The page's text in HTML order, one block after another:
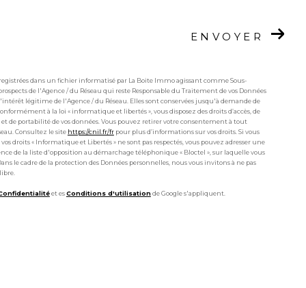
ENVOYER
dans un fichier informatisé par La Boite Immo agissant comme Sous-
de l'Agence / du Réseau qui reste Responsable du Traitement de vos Données
légitime de l'Agence / du Réseau. Elles sont conservées jusqu'à demande de
à la loi « informatique et libertés », vous disposez des droits d’accès, de
de portabilité de vos données. Vous pouvez retirer votre consentement à tout
Consultez le site https://cnil.fr/frpour plus d’informations sur vos droits. Si vous
droits « Informatique et Libertés » ne sont pas respectés, vous pouvez adresser une
de la liste d'opposition au démarchage téléphonique « Bloctel », sur laquelle vous
le cadre de la protection des Données personnelles, nous vous invitons à ne pas
et esConditions d'utilisationde Google s'appliquent.